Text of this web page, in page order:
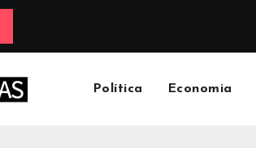
Política Economia